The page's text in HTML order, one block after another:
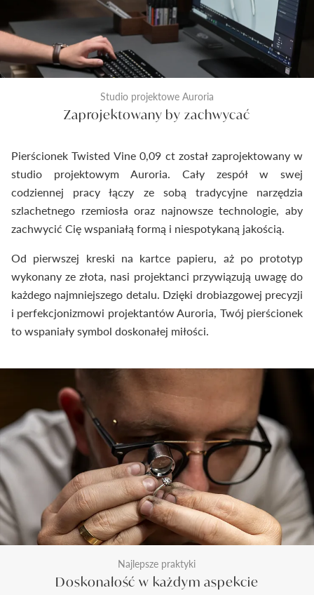
Studio projektowe Auroria
Zaprojektowany by zachwycać
Pierścionek Twisted Vine 0,09 ct został zaprojektowany w
studio projektowym Auroria. Cały zespół w swej
codziennej pracy łączy ze sobą tradycyjne narzędzia
szlachetnego rzemiosła oraz najnowsze technologie, aby
zachwycić Cię wspaniałą formą i niespotykaną jakością.
Od pierwszej kreski na kartce papieru, aż po prototyp
wykonany ze złota, nasi projektanci przywiązują uwagę do
każdego najmniejszego detalu. Dzięki drobiazgowej precyzji
i perfekcjonizmowi projektantów Auroria, Twój pierścionek
to wspaniały symbol doskonałej miłości.
Najlepsze praktyki
Doskonałość w każdym aspekcie